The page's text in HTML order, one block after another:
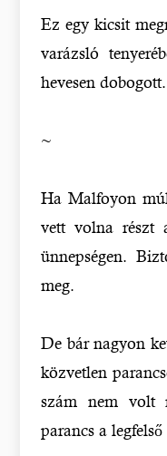
Ez egy kicsit
varázsló
hevesen dobogott.
~
Ha Malfoyon
vett volna részt
ünnepségen.
meg.
De bár nagyon
közvetlen
szám nem volt
parancs a